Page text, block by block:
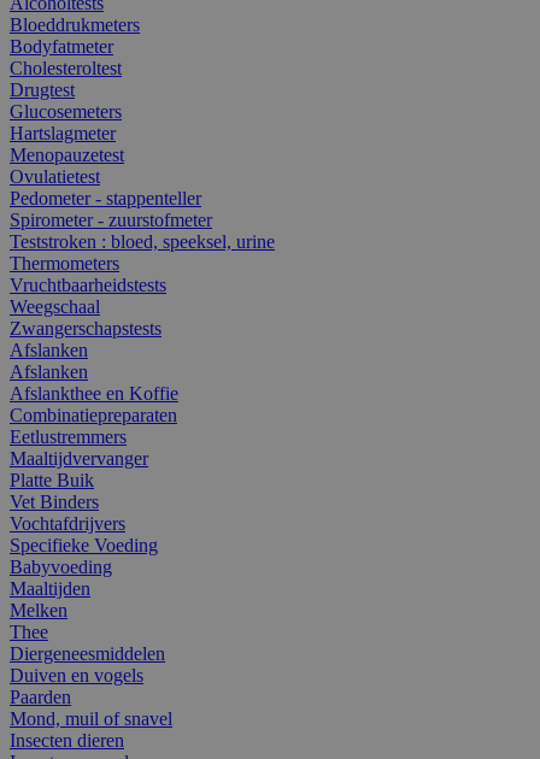
Bloeddrukmeters
Bodyfatmeter
Cholesteroltest
Drugtest
Glucosemeters
Hartslagmeter
Menopauzetest
Ovulatietest
Pedometer - stappenteller
Spirometer - zuurstofmeter
Teststroken : bloed, speeksel, urine
Thermometers
Vruchtbaarheidstests
Weegschaal
Zwangerschapstests
Afslanken
Afslanken
Afslankthee en Koffie
Combinatiepreparaten
Eetlustremmers
Maaltijdvervanger
Platte Buik
Vet Binders
Vochtafdrijvers
Specifieke Voeding
Babyvoeding
Maaltijden
Melken
Thee
Diergeneesmiddelen
Duiven en vogels
Paarden
Mond, muil of snavel
Insecten dieren